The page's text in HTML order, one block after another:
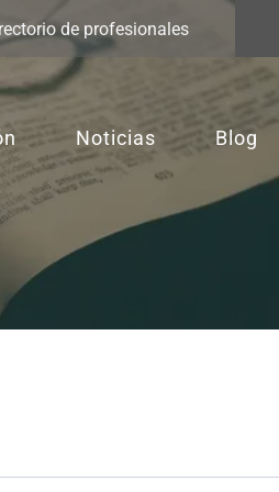
de profesionales
Noticias Blog